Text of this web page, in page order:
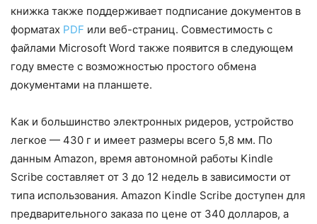
книжка также поддерживает подписание документов в
форматах PDF или веб-страниц. Совместимость с
файлами Microsoft Word также появится в следующем
году вместе с возможностью простого обмена
документами на планшете.
Как и большинство электронных ридеров, устройство
легкое — 430 г и имеет размеры всего 5,8 мм. По
данным Amazon, время автономной работы Kindle
Scribe составляет от 3 до 12 недель в зависимости от
типа использования. Amazon Kindle Scribe доступен для
предварительного заказа по цене от 340 долларов, а